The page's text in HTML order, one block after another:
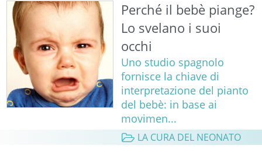
Perché il bebè piange?
Lo svelano i suoi
occhi
Uno studio spagnolo
fornisce la chiave di
interpretazione del pianto
del bebè: in base ai
movimen...
LA CURA DEL NEONATO